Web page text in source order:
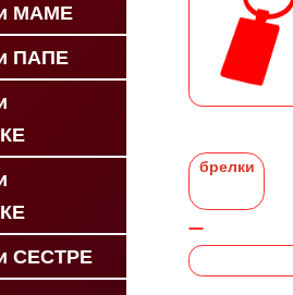
МАМЕ
ПАПЕ
СЕСТРЕ
брелки